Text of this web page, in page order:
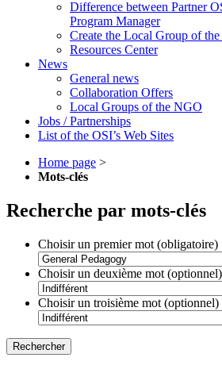
Difference between Partner
Program Manager
Create the Local Group of
Resources Center
News
General news
Collaboration Offers
Local Groups of the NGO
Jobs / Partnerships
List of the OSI’s Web Sites
Home page >
Mots-clés
Recherche par mots-clés
Choisir un premier mot (obligatoire)
Choisir un deuxième mot (optionnel)
Choisir un troisième mot (optionnel)